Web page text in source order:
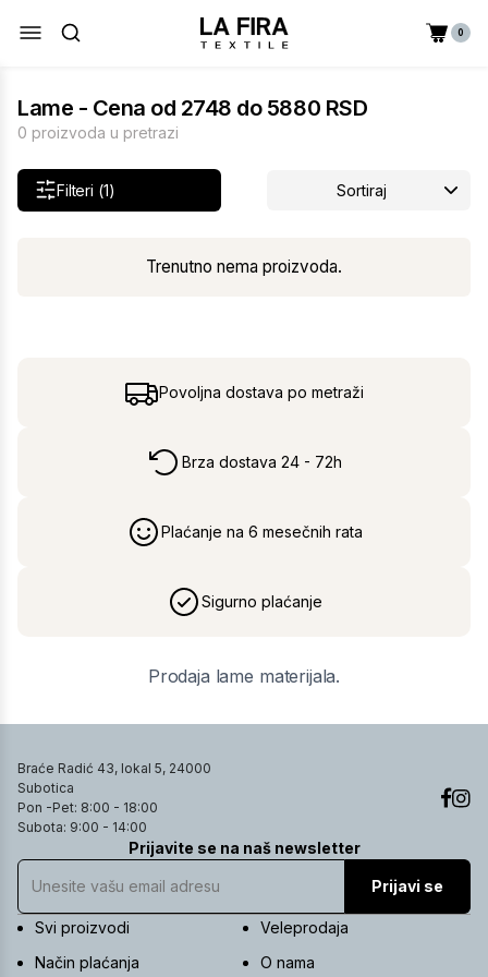
0
Lame - Cena od 2748 do 5880 RSD
0 proizvoda u pretrazi
Filteri (1) Sortiraj
Trenutno nema proizvoda.
Povoljna dostava po metraži
Brza dostava 24 - 72h
Plaćanje na 6 mesečnih rata
Sigurno plaćanje
Prodaja lame materijala.
Braće Radić 43, lokal 5, 24000
Subotica
Pon -Pet: 8:00 - 18:00
Subota: 9:00 - 14:00
Prijavite se na naš newsletter
Prijavi se
Svi proizvodi
Veleprodaja
Način plaćanja
O nama